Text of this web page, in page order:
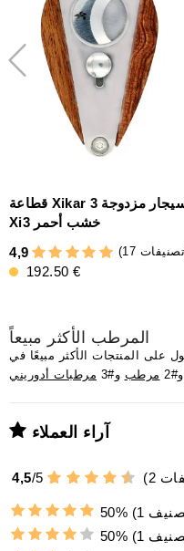
قطاعة Xikar 3 سيجار مزدوجة
Xi3 خشب أحمر
4,9
192.50 €
المرطب الأكثر مبيعاً
و#2 مرطب و#3 مرطبات أدوريني
آراء العملاء
4,5/5 (2
50%
50%